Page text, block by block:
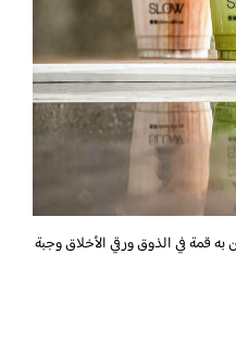
قمة في الذوق ورقي الأخلاق وجبة